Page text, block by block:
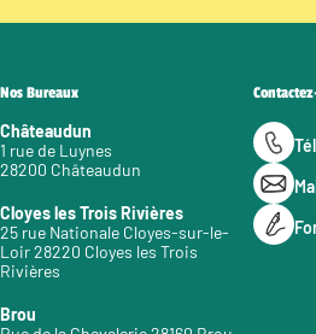
Nos Bureaux
Châteaudun
1 rue de Luynes
28200 Châteaudun
Cloyes les Trois Rivières
25 rue Nationale Cloyes-sur-le-
Loir 28220 Cloyes les Trois
Rivières
Brou